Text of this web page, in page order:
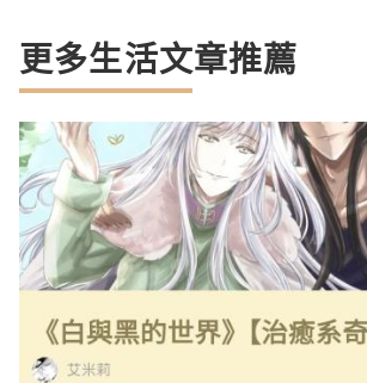
更多生活文章推薦